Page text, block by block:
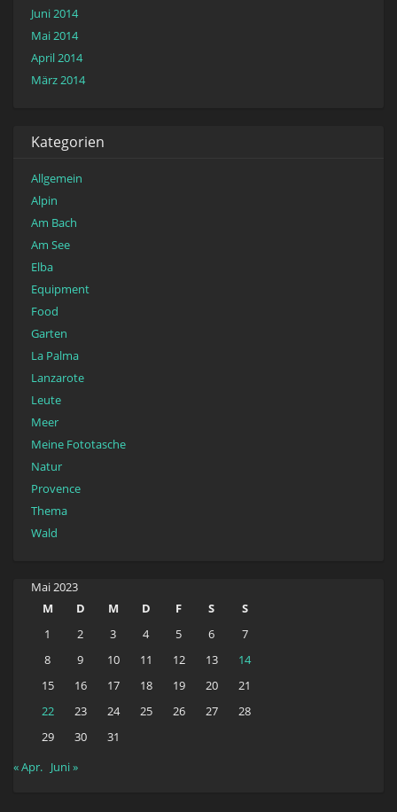
Juni 2014
Mai 2014
April 2014
März 2014
Kategorien
Allgemein
Alpin
Am Bach
Am See
Elba
Equipment
Food
Garten
La Palma
Lanzarote
Leute
Meer
Meine Fototasche
Natur
Provence
Thema
Wald
Mai 2023
M
D M D F S
S
1
2 3 4 5 6
7
8
9 10 11 12 13
14
15
16 17 18 19 20
21
22
23 24 25 26 27
28
29
30
31
« Apr. Juni »